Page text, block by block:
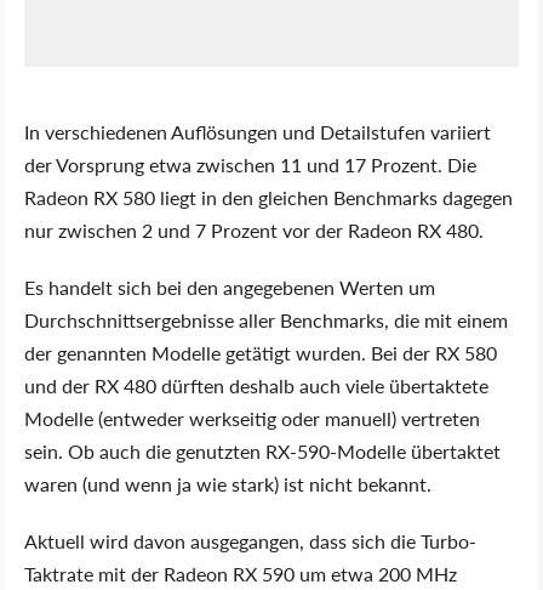
In verschiedenen Auflösungen und Detailstufen variiert
der Vorsprung etwa zwischen 11 und 17 Prozent. Die
Radeon RX 580 liegt in den gleichen Benchmarks dagegen
nur zwischen 2 und 7 Prozent vor der Radeon RX 480.
Es handelt sich bei den angegebenen Werten um
Durchschnittsergebnisse aller Benchmarks, die mit einem
der genannten Modelle getätigt wurden. Bei der RX 580
und der RX 480 dürften deshalb auch viele übertaktete
Modelle (entweder werkseitig oder manuell) vertreten
sein. Ob auch die genutzten RX-590-Modelle übertaktet
waren (und wenn ja wie stark) ist nicht bekannt.
Aktuell wird davon ausgegangen, dass sich die Turbo-
Taktrate mit der Radeon RX 590 um etwa 200 MHz